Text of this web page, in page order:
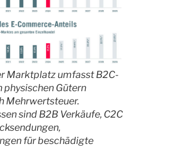
Marktplatz umfasst B2C-
physischen Gütern
Mehrwertsteuer.
sind B2B Verkäufe, C2C
für beschädigte